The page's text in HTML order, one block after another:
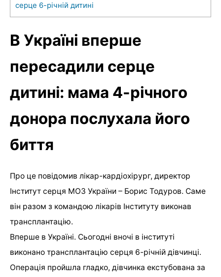
серце 6-річній дитині
В Україні вперше
пересадили серце
дитині: мама 4-річного
донора послухала його
биття
Про це повідомив лікар-кардіохірург, директор
Інститут серця МОЗ України – Борис Тодуров. Саме
він разом з командою лікарів Інституту виконав
трансплантацію.
Вперше в Україні. Сьогодні вночі в інституті
виконано трансплантацію серця 6-річній дівчинці.
Операція пройшла гладко, дівчинка екстубована за